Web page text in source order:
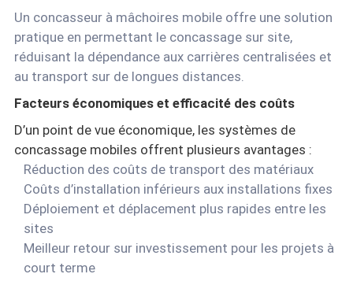
Un concasseur à mâchoires mobile offre une solution
pratique en permettant le concassage sur site,
réduisant la dépendance aux carrières centralisées et
au transport sur de longues distances.
Facteurs économiques et efficacité des coûts
D’un point de vue économique, les systèmes de
concassage mobiles offrent plusieurs avantages :
Réduction des coûts de transport des matériaux
Coûts d’installation inférieurs aux installations fixes
Déploiement et déplacement plus rapides entre les
sites
Meilleur retour sur investissement pour les projets à
court terme